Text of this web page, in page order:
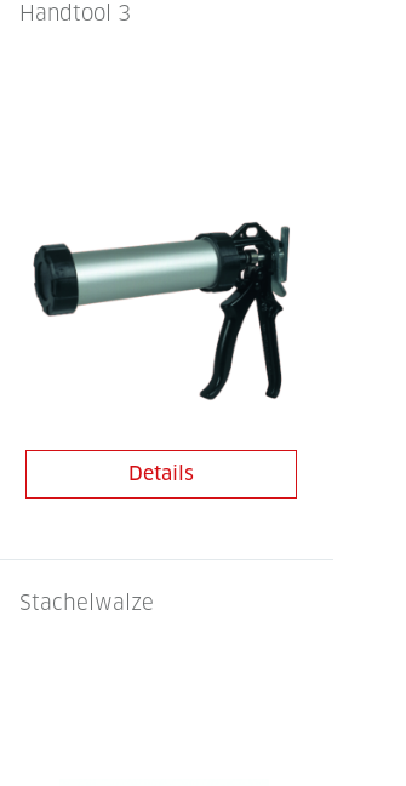
Handtool 3
Details
Stachelwalze